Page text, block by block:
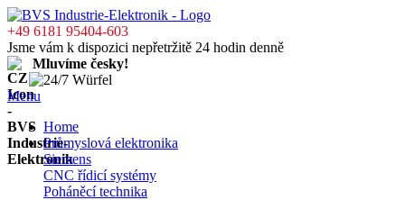
+49 6181 95404-603
Jsme vám k dispozici nepřetržitě 24 hodin denně
Mluvíme česky!
Menu
Home
Průmyslová elektronika
Siemens
CNC řídicí systémy
Poháněcí technika